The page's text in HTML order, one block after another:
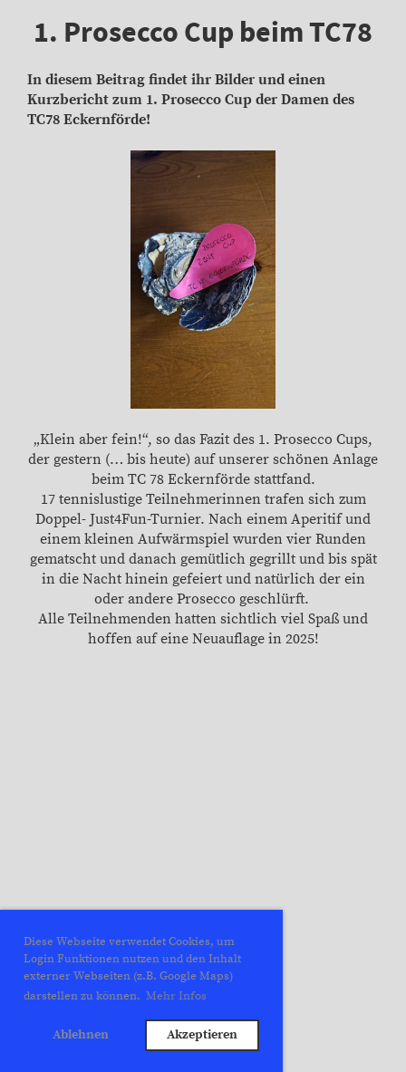
Diese Webseite verwendet Cookies, um
Login Funktionen nutzen und den Inhalt
externer Webseiten (z.B. Google Maps)
darstellen zu können. Mehr Infos
Ablehnen Akzeptieren
1. Prosecco Cup beim TC78
In diesem Beitrag findet ihr Bilder und einen
Kurzbericht zum 1. Prosecco Cup der Damen des
TC78 Eckernförde!
„Klein aber fein!“, so das Fazit des 1. Prosecco Cups,
der gestern (… bis heute) auf unserer schönen Anlage
beim TC 78 Eckernförde stattfand.
17 tennislustige Teilnehmerinnen trafen sich zum
Doppel- Just4Fun-Turnier. Nach einem Aperitif und
einem kleinen Aufwärmspiel wurden vier Runden
gematscht und danach gemütlich gegrillt und bis spät
in die Nacht hinein gefeiert und natürlich der ein
oder andere Prosecco geschlürft.
Alle Teilnehmenden hatten sichtlich viel Spaß und
hoffen auf eine Neuauflage in 2025!